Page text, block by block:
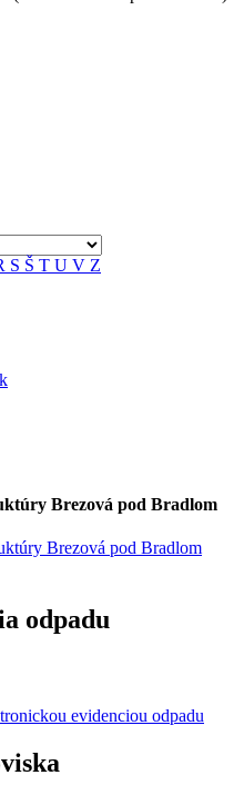
S Š T U V Z
Brezová pod Bradlom
odpadu
evidenciou odpadu